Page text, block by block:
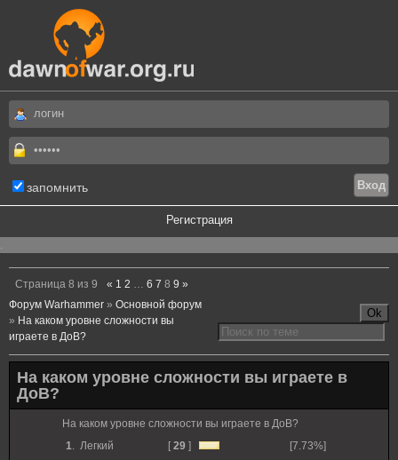
запомнить
Регистрация
.
Страница 8 из 9 « 1 2 … 6 7 8 9 »
Форум Warhammer » Основной форум
» На каком уровне сложности вы
играете в ДоВ?
На каком уровне сложности вы играете в
ДоВ?
На каком уровне сложности вы играете в ДоВ?
1. Легкий [ 29]
[7.73%]